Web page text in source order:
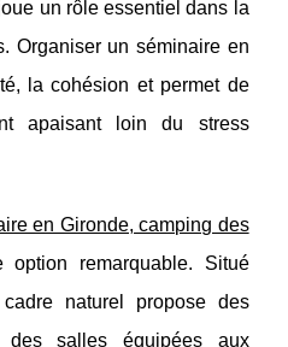
un rôle essentiel dans la
Organiser un séminaire en
la cohésion et permet de
apaisant loin du stress
en Gironde, camping des
remarquable. Situé
naturel propose des
des salles équipées aux